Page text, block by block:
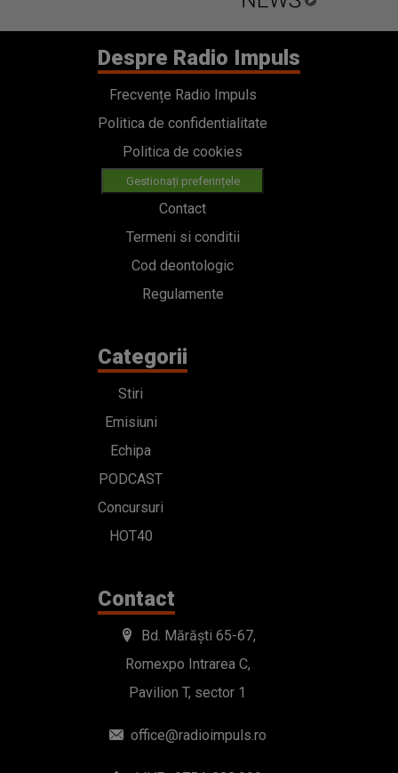
Despre Radio Impuls
Frecvențe Radio Impuls
Politica de confidentialitate
Politica de cookies
Gestionați preferințele
Contact
Termeni si conditii
Cod deontologic
Regulamente
Categorii
Stiri
Emisiuni
Echipa
PODCAST
Concursuri
HOT40
Contact
Bd. Mărăști 65-67,
Romexpo Intrarea C,
Pavilion T, sector 1
office@radioimpuls.ro